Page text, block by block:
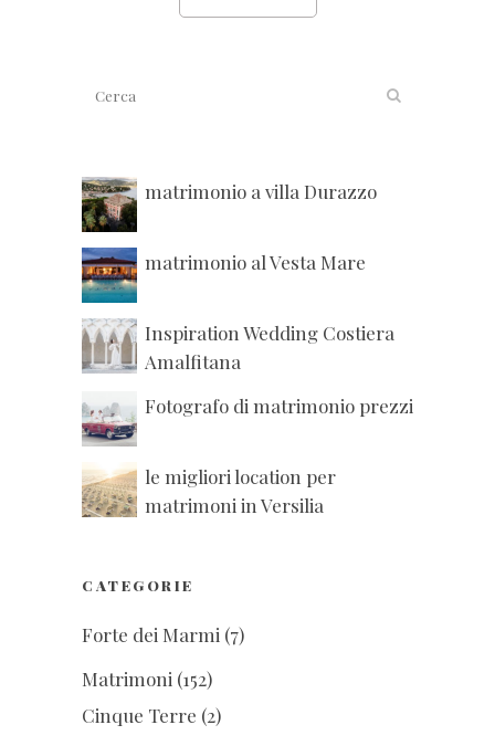
matrimonio a villa Durazzo
matrimonio al Vesta Mare
Inspiration Wedding Costiera
Amalfitana
Fotografo di matrimonio prezzi
le migliori location per
matrimoni in Versilia
CATEGORIE
Forte dei Marmi (7)
Matrimoni (152)
Cinque Terre (2)